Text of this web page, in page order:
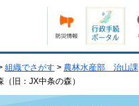
組織でさがす > 農林水産部 治山課
旧：JX中条の森）